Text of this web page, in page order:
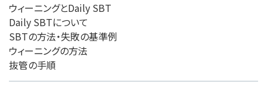
ウィーニングとDaily SBT
Daily SBTについて
SBTの方法・失敗の基準例
ウィーニングの方法
抜管の手順